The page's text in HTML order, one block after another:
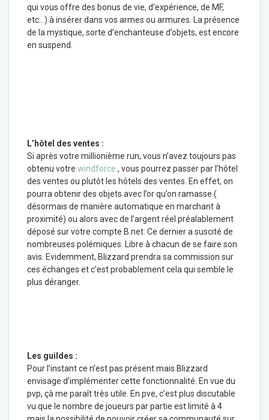
qui vous offre des bonus de vie, d’expérience, de MF,
etc…) à insérer dans vos armes ou armures. La présence
de la mystique, sorte d’enchanteuse d’objets, est encore
en suspend.
L’hôtel des ventes :
Si après votre millionième run, vous n’avez toujours pas
obtenu votre windforce , vous pourrez passer par l’hôtel
des ventes ou plutôt les hôtels des ventes. En effet, on
pourra obtenir des objets avec l’or qu’on ramasse (
désormais de manière automatique en marchant à
proximité) ou alors avec de l’argent réel préalablement
déposé sur votre compte B.net. Ce dernier a suscité de
nombreuses polémiques. Libre à chacun de se faire son
avis. Evidemment, Blizzard prendra sa commission sur
ces échanges et c’est probablement cela qui semble le
plus déranger.
Les guildes :
Pour l’instant ce n’est pas présent mais Blizzard
envisage d’implémenter cette fonctionnalité. En vue du
pvp, çà me paraît très utile. En pve, c’est plus discutable
vu que le nombre de joueurs par partie est limité à 4